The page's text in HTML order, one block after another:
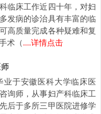
临床工作近四十年，对妇
发病的诊治具有丰富的临
高质量完成各种疑难和复
术（....详情点击
业于安徽医科大学临床医
询师，从事妇产科临床工
后于多所三甲医院进修学